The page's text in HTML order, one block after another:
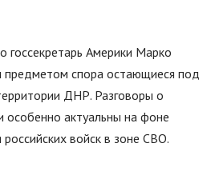
госсекретарь Америки Марко
предметом спора остающиеся под
ДНР. Разговоры о
особенно актуальны на фоне
войск в зоне СВО.